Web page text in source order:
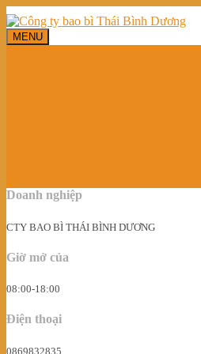
MENU
Doanh nghiệp
CTY BAO BÌ THÁI BÌNH DƯƠNG
Giờ mở của
08:00-18:00
Điện thoại
0869832835